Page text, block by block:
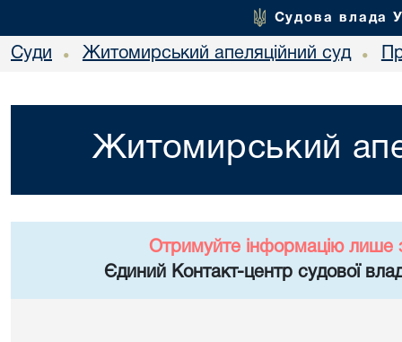
Судова влада
Суди • Житомирський апеляційний суд •
Житомирський
Отримуйте інформацію лише
Єдиний Контакт-центр судової